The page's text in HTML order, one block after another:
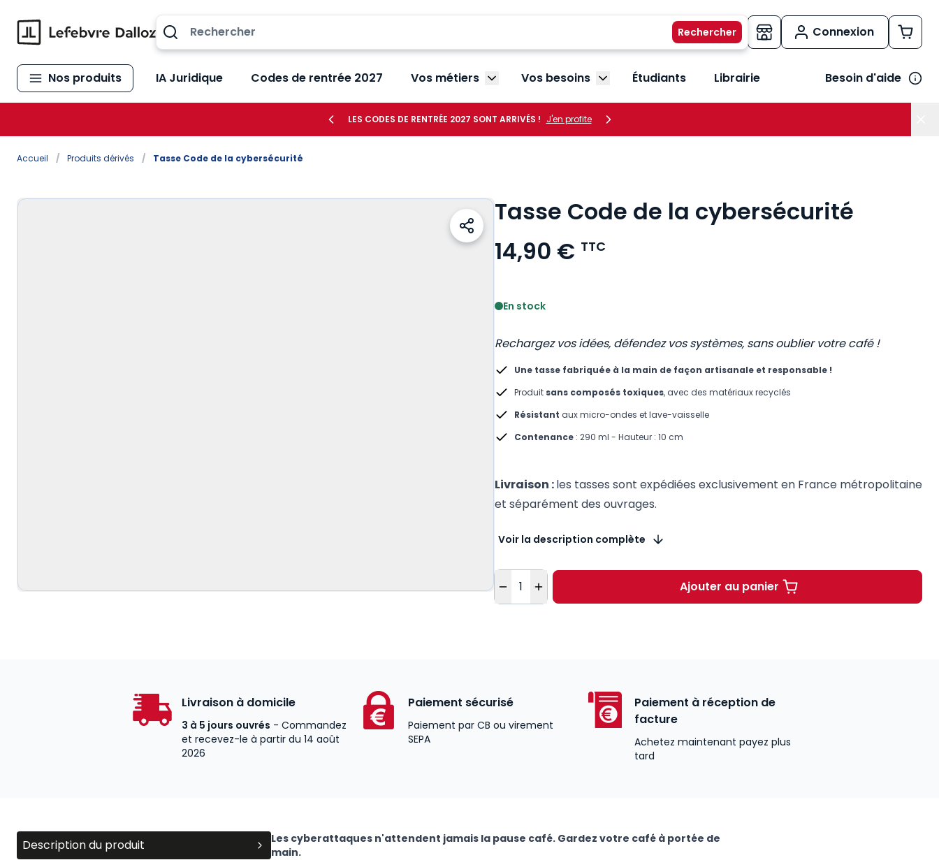
Connexion
Nos produits IA Juridique Codes de rentrée 2027 Vos métiers Afficher le sous-menu Vos métiers
Vos besoins Afficher le sous-menu Vos besoins
Étudiants Librairie Besoin d'aide
LES CODES DE RENTRÉE 2027 SONT ARRIVÉS ! J'en profite
Accueil / Produits dérivés / Tasse Code de la cybersécurité
Tasse Code de la cybersécurité
14,90 € TTC
En stock
Rechargez vos idées, défendez vos systèmes, sans oublier votre café !
Une tasse fabriquée à la main de façon artisanale et responsable !
Produit sans composés toxiques, avec des matériaux recyclés
Résistant aux micro-ondes et lave-vaisselle
Contenance : 290 ml - Hauteur : 10 cm
Livraison :les tasses sont expédiées exclusivement en France métropolitaine
et séparément des ouvrages.
Voir la description complète
Quantité
Ajouter au panierTasse Code de la cybersécurité à
Livraison à domicile
3 à 5 jours ouvrés - Commandez
et recevez-le à partir du 14 août
2026
Paiement sécurisé
Paiement par CB ou virement
SEPA
Paiement à réception de
facture
Achetez maintenant payez plus
tard
Description du produit
Les cyberattaques n'attendent jamais la pause café. Gardez votre café à portée de
main.